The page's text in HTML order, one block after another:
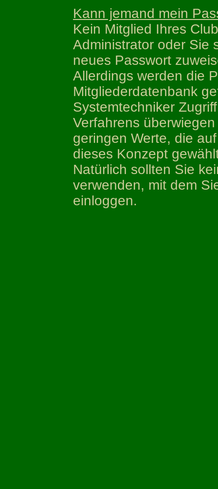
Kann jemand mein
Kein Mitglied Ihres
Administrator oder Sie
neues Passwort
Allerdings werden die
Mitgliederdatenbank
Systemtechniker
Verfahrens
geringen Werte, die
dieses Konzept
Natürlich sollten Sie
verwenden, mit dem
einloggen.